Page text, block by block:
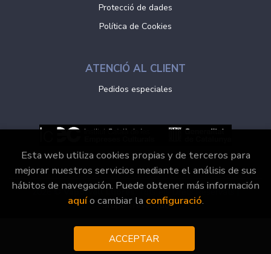
Protecció de dades
Política de Cookies
ATENCIÓ AL CLIENT
Pedidos especiales
2026 © Vaporvell Llibres. Tots els Drets Reservats |
Grupo Trevenque
Esta web utiliza cookies propias y de terceros para
mejorar nuestros servicios mediante el análisis de sus
hábitos de navegación. Puede obtener más información
aquío cambiar la configuració.
ACCEPTAR